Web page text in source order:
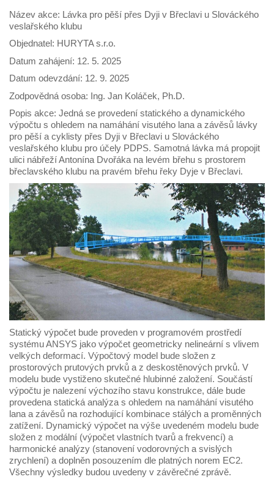
Název akce: Lávka pro pěší přes Dyji v Břeclavi u Slováckého
veslařského klubu
Objednatel: HURYTA s.r.o.
Datum zahájení: 12. 5. 2025
Datum odevzdání: 12. 9. 2025
Zodpovědná osoba: Ing. Jan Koláček, Ph.D.
Popis akce: Jedná se provedení statického a dynamického
výpočtu s ohledem na namáhání visutého lana a závěsů lávky
pro pěší a cyklisty přes Dyji v Břeclavi u Slováckého
veslařského klubu pro účely PDPS. Samotná lávka má propojit
ulici nábřeží Antonína Dvořáka na levém břehu s prostorem
břeclavského klubu na pravém břehu řeky Dyje v Břeclavi.
Statický výpočet bude proveden v programovém prostředí
systému ANSYS jako výpočet geometricky nelineární s vlivem
velkých deformací. Výpočtový model bude složen z
prostorových prutových prvků a z deskostěnových prvků. V
modelu bude vystiženo skutečné hlubinné založení. Součástí
výpočtu je nalezení výchozího stavu konstrukce, dále bude
provedena statická analýza s ohledem na namáhání visutého
lana a závěsů na rozhodující kombinace stálých a proměnných
zatížení. Dynamický výpočet na výše uvedeném modelu bude
složen z modální (výpočet vlastních tvarů a frekvencí) a
harmonické analýzy (stanovení vodorovných a svislých
zrychlení) a doplněn posouzením dle platných norem EC2.
Všechny výsledky budou uvedeny v závěrečné zprávě.